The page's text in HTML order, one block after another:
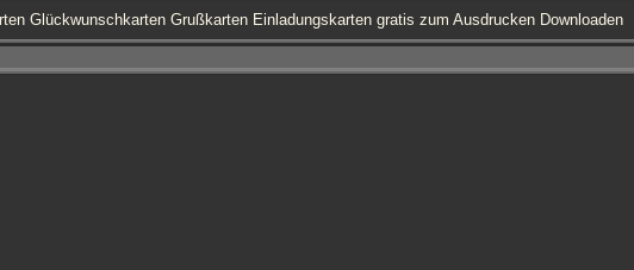
Glückwunschkarten Grußkarten Einladungskarten gratis zum Ausdrucken Downloaden